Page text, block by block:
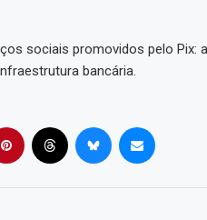
sociais promovidos pelo Pix:
bancária.